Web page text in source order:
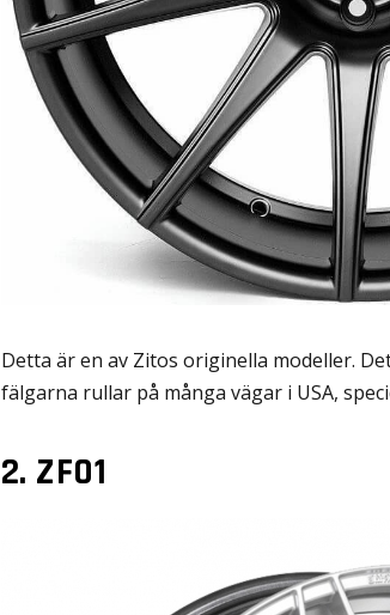
Detta är en av Zitos originella modeller.
fälgarna rullar på många vägar i USA,
2. ZF01